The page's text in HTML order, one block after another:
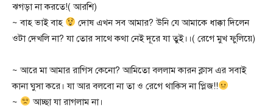
ঝগড়া না করতে!( আরশি)
~ বাহ ভাই বাহ
দোষ এখন সব আমার? উনি যে আমাকে ধাক্কা দিলেন
ওটা দেখলি না? যা তোর সাথে কথা নেই দূরে যা তুই।।( রেগে মুখ ফুলিয়ে)
~ আরে মা আমার রাগিস কেনো? আমিতো বললাম কারন ক্লাস এর সবাই
কানা ঘুসা করে। যা আর বলবো না তা ও রেগে থাকিস না প্লিজ!!
~
আচ্ছা যা রাগলাম না।